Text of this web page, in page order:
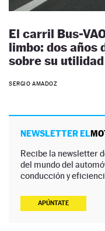
El carril Bus-
limbo: dos años
sobre su utilidad
SERGIO AMADOZ
NEWSLETTER EL
Recibe la newsletter
del mundo del
conducción y
APÚNTATE